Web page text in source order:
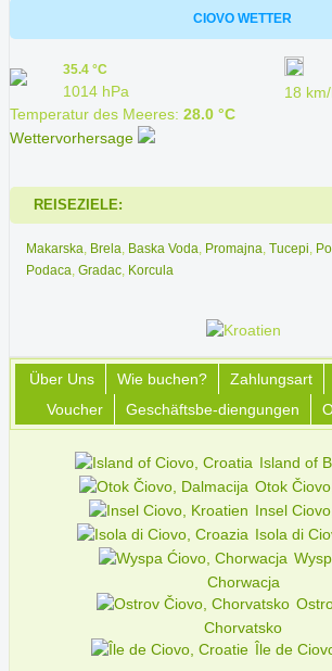
CIOVO WETTER
35.4 °C
1014 hPa
18
Temperatur des Meeres: 28.0 °C
Wettervorhersage
REISEZIELE:
Makarska, Brela, Baska Voda, Promajna, Tucepi,
Podaca, Gradac, Korcula
Über Uns Wie buchen? Zahlungsart
Voucher
Geschäftsbe-diengungen
Island of
Otok
Insel
Isola di
Chorwacja
Chorvatsko
Île de